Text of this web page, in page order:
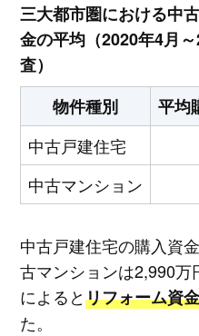
三大都市圏における中
金の平均（2020年4月
査）
物件種別
平均
中古戸建住宅
中古マンション
中古戸建住宅の購入資
古マンションは2,990
によるとリフォーム資
た。